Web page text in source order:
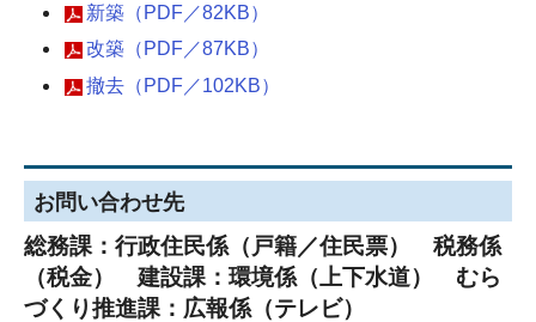
新築（PDF／82KB）
改築（PDF／87KB）
撤去（PDF／102KB）
お問い合わせ先
総務課：行政住民係（戸籍／住民票） 税務係
（税金） 建設課：環境係（上下水道） むら
づくり推進課：広報係（テレビ）